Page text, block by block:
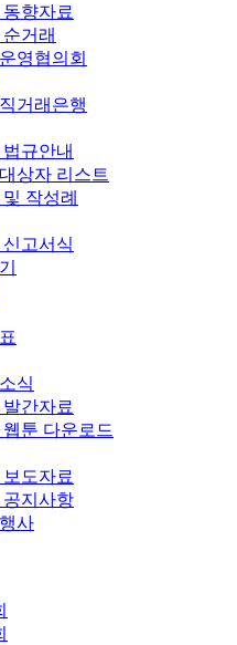
향자료
거래
영협의회
거래은행
규안내
상자 리스트
작성례
고서식
식
간자료
툰 다운로드
도자료
지사항
사